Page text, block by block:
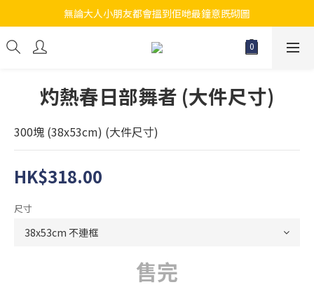
江帆天楊砌圖
無論大人小朋友都會搵到佢哋最鐘意既砌圖
江帆天楊砌圖
灼熱春日部舞者 (大件尺寸)
300塊 (38x53cm) (大件尺寸)
HK$318.00
尺寸
售完